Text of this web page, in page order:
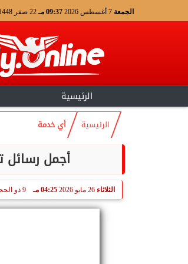
الجمعة 09:37 مـ 22 صفر 1448
الرئيسية
الرئيسية أي خدمة
أجمل رسائل تهنئة عيد
الثلاثاء 26 مايو 2026 04:25 مـ 9 ذو الحجة 1447